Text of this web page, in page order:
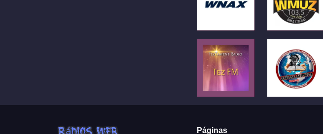
Páginas